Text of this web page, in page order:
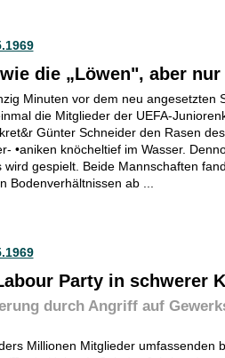
die „Löwen", aber nur
Minuten vor dem neu angesetzten
die Mitglieder der UEFA-
Günter Schneider den Rasen
•aniken knöcheltief im Wasser.
wird gespielt. Beide Mannschaften
Bodenverhältnissen ab ...
Party in schwerer
durch Angriff auf
Millionen Mitglieder umfassenden